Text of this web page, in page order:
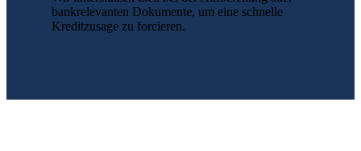
bankrelevanten Dokumente, um eine schnelle
Kreditzusage zu forcieren.